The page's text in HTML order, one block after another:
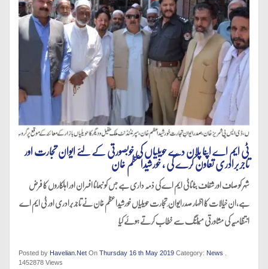
ٹی ایم اے اپنا پلان دے حویلیاں کی خوبصورتی کے لئے ایوان تجارت اور
تاجربرادری تعاون کرے گی ، خورشیداعظم خان
شہر کو صاف اور شفاف بناناٹی ایم اے کی ذمہ داری ہے جس کو نبھانا افسران اور اہلکاروں کا فرض
ہے،ان خیالات کا اظہار صدرایوان ِ تجارت حویلیاں خورشیداعظم خان نے تاجربرادری اور ٹی ایم اے
انتظامیہ کی مشاورتی میٹنگ سے خطاب کرتے ہوئے کیا
Posted by Havelian.Net On Thursday 16 th May 2019 Category: News
1452878 Views